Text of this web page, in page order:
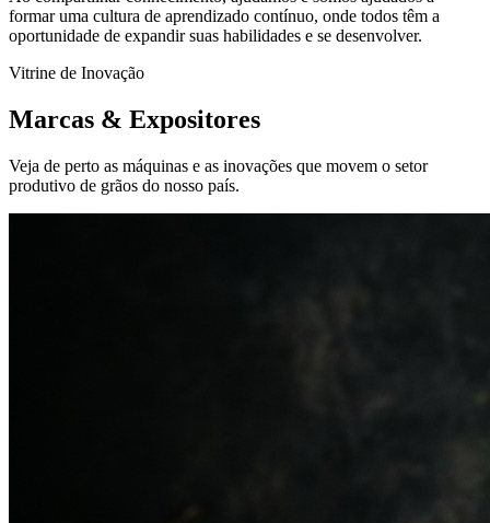
formar uma cultura de aprendizado contínuo, onde todos têm a
oportunidade de expandir suas habilidades e se desenvolver.
Vitrine de Inovação
Marcas & Expositores
Veja de perto as máquinas e as inovações que movem o setor
produtivo de grãos do nosso país.